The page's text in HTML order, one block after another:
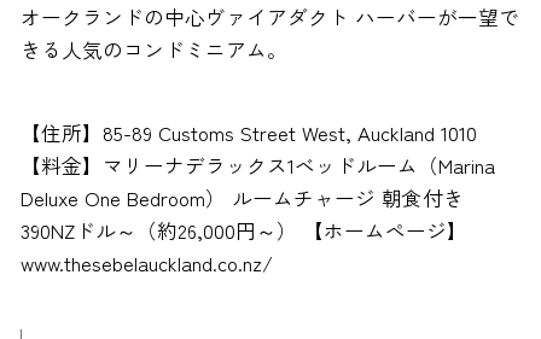
オークランドの中心ヴァイアダクト ハーバーが一望で
きる人気のコンドミニアム。
【住所】85-89 Customs Street West, Auckland 1010
【料金】マリーナデラックス1ベッドルーム（Marina
Deluxe One Bedroom） ルームチャージ 朝食付き
390NZドル～（約26,000円～） 【ホームページ】
www.thesebelauckland.co.nz/